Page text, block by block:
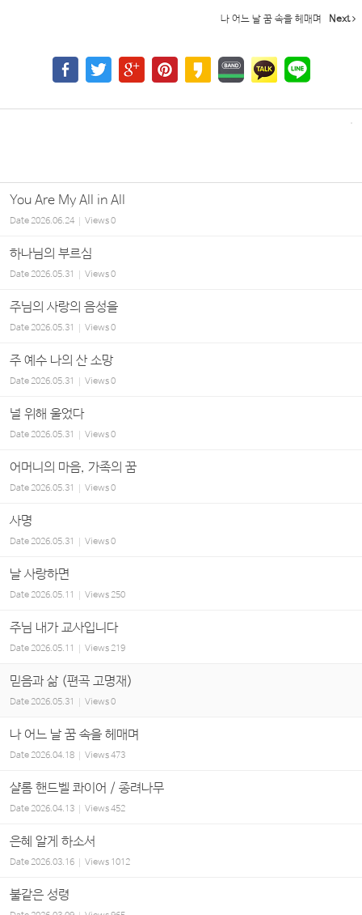
나 어느 날 꿈 속을 헤매며 Next
You Are My All in All
Date2026.06.24 Views0
하나님의 부르심
Date2026.05.31 Views0
주님의 사랑의 음성을
Date2026.05.31 Views0
주 예수 나의 산 소망
Date2026.05.31 Views0
널 위해 울었다
Date2026.05.31 Views0
어머니의 마음, 가족의 꿈
Date2026.05.31 Views0
사명
Date2026.05.31 Views0
날 사랑하면
Date2026.05.11 Views250
주님 내가 교사입니다
Date2026.05.11 Views219
믿음과 삶 (편곡 고명재)
Date 2026.05.31 Views0
나 어느 날 꿈 속을 헤매며
Date2026.04.18 Views473
샬롬 핸드벨 콰이어 / 종려나무
Date2026.04.13 Views452
은혜 알게 하소서
Date2026.03.16 Views 1012
불같은 성령